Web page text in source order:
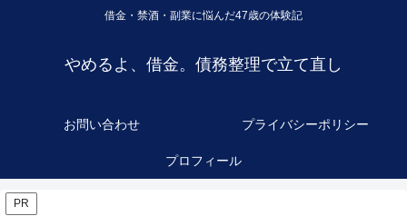
借金・禁酒・副業に悩んだ47歳の体験記
やめるよ、借金。債務整理で立て直し
お問い合わせ プライバシーポリシー
プロフィール
PR